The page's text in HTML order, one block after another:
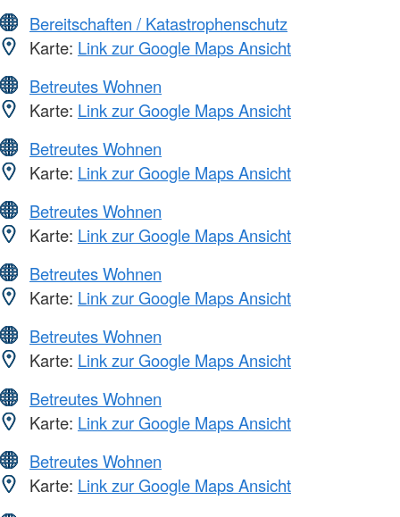
Bereitschaften / Katastrophenschutz
Karte: Link zur Google Maps Ansicht
Betreutes Wohnen
Karte: Link zur Google Maps Ansicht
Betreutes Wohnen
Karte: Link zur Google Maps Ansicht
Betreutes Wohnen
Karte: Link zur Google Maps Ansicht
Betreutes Wohnen
Karte: Link zur Google Maps Ansicht
Betreutes Wohnen
Karte: Link zur Google Maps Ansicht
Betreutes Wohnen
Karte: Link zur Google Maps Ansicht
Betreutes Wohnen
Karte: Link zur Google Maps Ansicht